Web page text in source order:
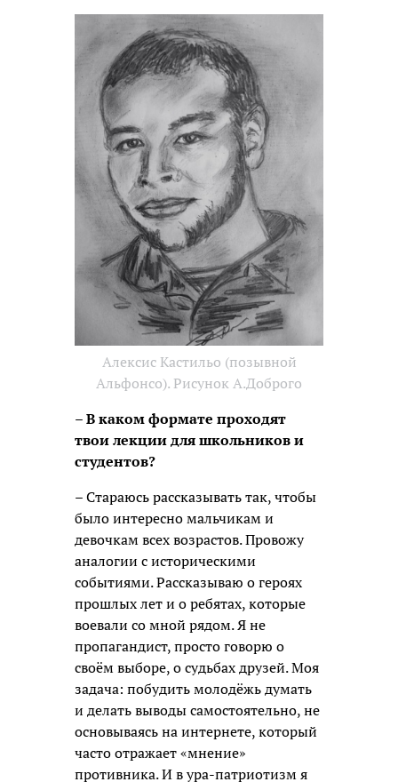
Алексис Кастильо (позывной
Альфонсо). Рисунок А.Доброго
– В каком формате проходят
твои лекции для школьников и
студентов?
– Стараюсь рассказывать так, чтобы
было интересно мальчикам и
девочкам всех возрастов. Провожу
аналогии с историческими
событиями. Рассказываю о героях
прошлых лет и о ребятах, которые
воевали со мной рядом. Я не
пропагандист, просто говорю о
своём выборе, о судьбах друзей. Моя
задача: побудить молодёжь думать
и делать выводы самостоятельно, не
основываясь на интернете, который
часто отражает «мнение»
противника. И в ура-патриотизм я